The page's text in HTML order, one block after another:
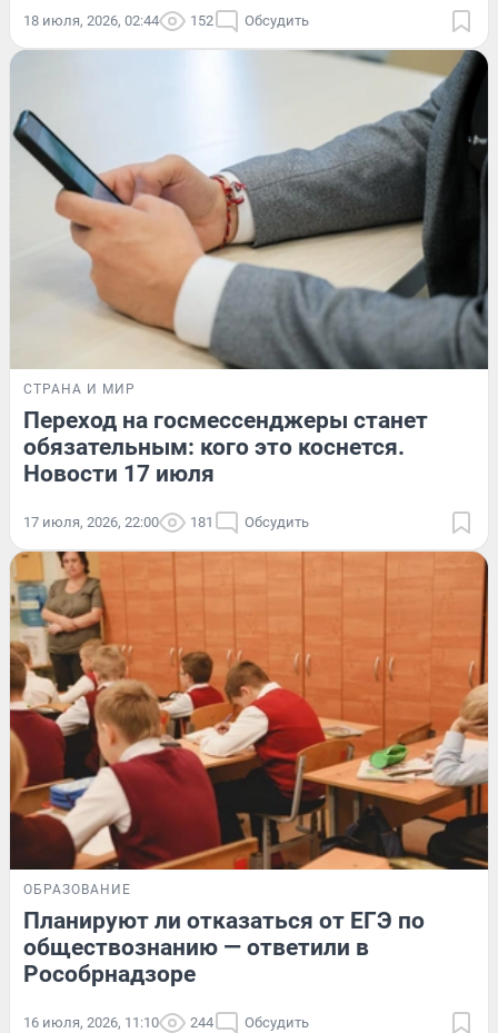
18 июля, 2026, 02:44 152 Обсудить
СТРАНА И МИР
Переход на госмессенджеры станет
обязательным: кого это коснется.
Новости 17 июля
17 июля, 2026, 22:00 181 Обсудить
ОБРАЗОВАНИЕ
Планируют ли отказаться от ЕГЭ по
обществознанию — ответили в
Рособрнадзоре
16 июля, 2026, 11:10 244 Обсудить